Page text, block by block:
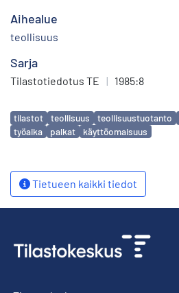
Aihealue
teollisuus
Sarja
Tilastotiedotus TE | 1985:8
Avainsanat
tilastot teollisuus teollisuustuotanto
työaika
palkat käyttöomaisuus
Tietueen kaikki tiedot